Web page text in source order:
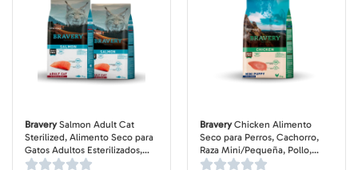
$55.490
BraverySalmon Adult Cat
Sterilized, Alimento Seco para
Gatos Adultos Esterilizados,
Salmón , bolsa de 2 y 7 kg
BraveryChicken Alimento
Seco para Perros, Cachorro,
Raza Mini/Pequeña, Pollo,
bolsa de 2 kg